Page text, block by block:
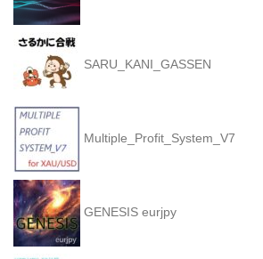
SARU_KANI_GASSEN
Multiple_Profit_System_V7
GENESIS eurjpy